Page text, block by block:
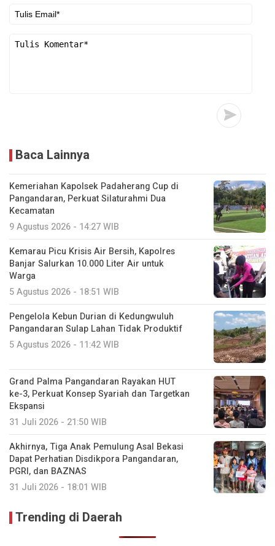
Baca Lainnya
Kemeriahan Kapolsek Padaherang Cup di
Pangandaran, Perkuat Silaturahmi Dua
Kecamatan
9 Agustus 2026 - 14:27 WIB
Kemarau Picu Krisis Air Bersih, Kapolres
Banjar Salurkan 10.000 Liter Air untuk
Warga
5 Agustus 2026 - 18:51 WIB
Pengelola Kebun Durian di Kedungwuluh
Pangandaran Sulap Lahan Tidak Produktif ‎
5 Agustus 2026 - 11:42 WIB
Grand Palma Pangandaran Rayakan HUT
ke-3, Perkuat Konsep Syariah dan Targetkan
Ekspansi
31 Juli 2026 - 21:50 WIB
Akhirnya, Tiga Anak Pemulung Asal Bekasi
Dapat Perhatian Disdikpora Pangandaran,
PGRI, dan BAZNAS
31 Juli 2026 - 18:01 WIB
Trending di Daerah